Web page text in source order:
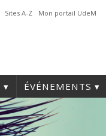
Sites A-Z Mon portail UdeM
ÉVÉNEMENTS